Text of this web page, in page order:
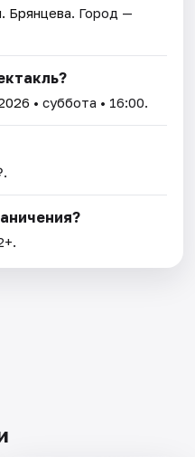
Брянцева. Город —
• суббота • 16:00.